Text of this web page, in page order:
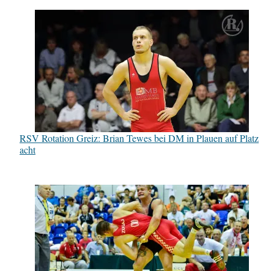
RSV Rotation Greiz: Brian Tewes bei DM in Plauen auf Platz
acht